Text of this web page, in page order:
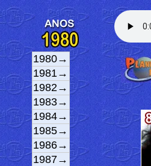
1980→
1981→
1982→
1983→
1984→
1985→
1986→
1987→